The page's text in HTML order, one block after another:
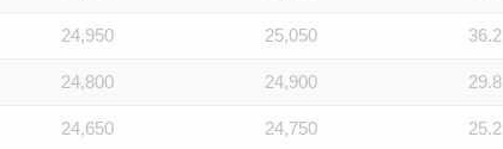
24,950 25,050 36.2
24,800 24,900 29.8
24,650 24,750 25.2